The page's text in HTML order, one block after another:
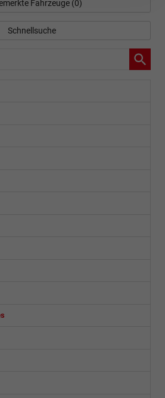
Fahrzeuge (0)
Schnellsuche